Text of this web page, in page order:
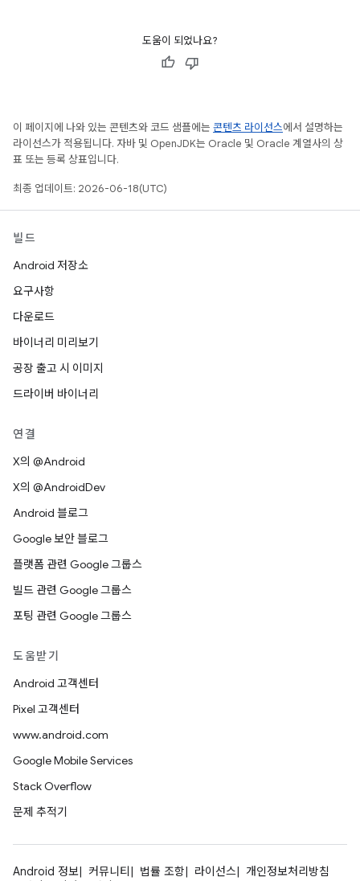
도움이 되었나요?
이 페이지에 나와 있는 콘텐츠와 코드 샘플에는 콘텐츠 라이선스에서 설명하는
라이선스가 적용됩니다. 자바 및 OpenJDK는 Oracle 및 Oracle 계열사의 상
표 또는 등록 상표입니다.
최종 업데이트: 2026-06-18(UTC)
빌드
Android 저장소
요구사항
다운로드
바이너리 미리보기
공장 출고 시 이미지
드라이버 바이너리
연결
X의 @Android
X의 @AndroidDev
Android 블로그
Google 보안 블로그
플랫폼 관련 Google 그룹스
빌드 관련 Google 그룹스
포팅 관련 Google 그룹스
도움받기
Android 고객센터
Pixel 고객센터
www.android.com
Google Mobile Services
Stack Overflow
문제 추적기
Android 정보 커뮤니티 법률 조항 라이선스
개인정보처리방침